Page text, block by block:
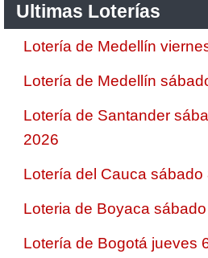
Ultimas Loterías
Lotería de Medellín
Lotería de Medellín
Lotería de Santander
2026
Lotería del Cauca
Loteria de Boyaca
Lotería de Bogotá jueves